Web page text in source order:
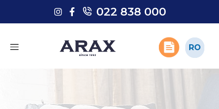
022 838 000
RO
022 838 000
RO